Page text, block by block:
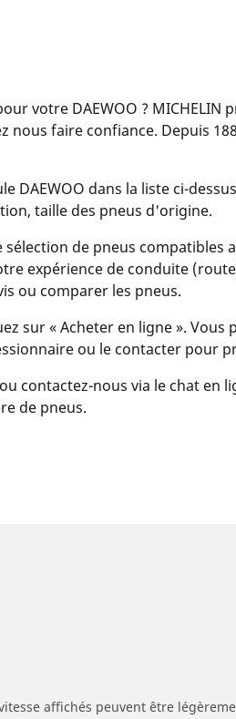
votre DAEWOO ?
nous faire confiance. Depuis
DAEWOO dans la liste ci-
taille des pneus d'origine.
de pneus compatibles
expérience de conduite
ou comparer les pneus.
sur « Acheter en ligne ».
ou le contacter pour
contactez-nous via le chat
de pneus.
affichés peuvent être